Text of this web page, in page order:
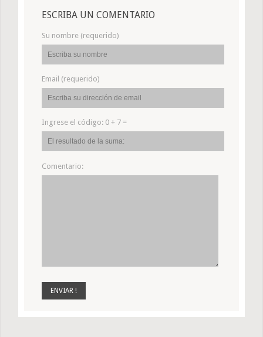
ESCRIBA UN COMENTARIO
Su nombre (requerido)
Email (requerido)
Ingrese el código: 0 + 7 =
Comentario: